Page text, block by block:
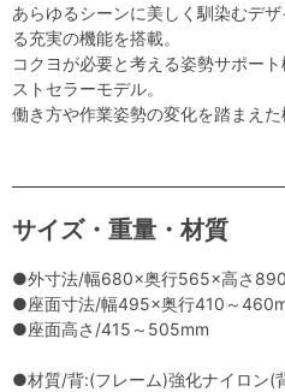
あらゆるシーンに美しく馴染むデ
る充実の機能を搭載。
コクヨが必要と考える姿勢サポー
ストセラーモデル。
働き方や作業姿勢の変化を踏まえた
サイズ・重量・材質
●外寸法/幅680×奥行565×高さ
●座面寸法/幅495×奥行410～
●座面高さ/415～505mm
●材質/背:(フレーム)強化ナイロン(